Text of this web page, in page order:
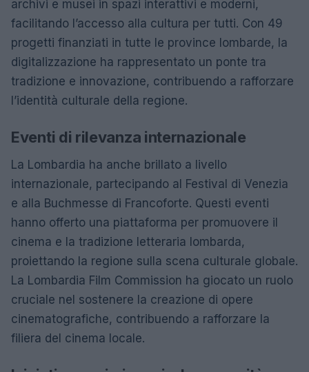
archivi e musei in spazi interattivi e moderni,
facilitando l’accesso alla cultura per tutti. Con 49
progetti finanziati in tutte le province lombarde, la
digitalizzazione ha rappresentato un ponte tra
tradizione e innovazione, contribuendo a rafforzare
l’identità culturale della regione.
Eventi di rilevanza internazionale
La Lombardia ha anche brillato a livello
internazionale, partecipando al Festival di Venezia
e alla Buchmesse di Francoforte. Questi eventi
hanno offerto una piattaforma per promuovere il
cinema e la tradizione letteraria lombarda,
proiettando la regione sulla scena culturale globale.
La Lombardia Film Commission ha giocato un ruolo
cruciale nel sostenere la creazione di opere
cinematografiche, contribuendo a rafforzare la
filiera del cinema locale.